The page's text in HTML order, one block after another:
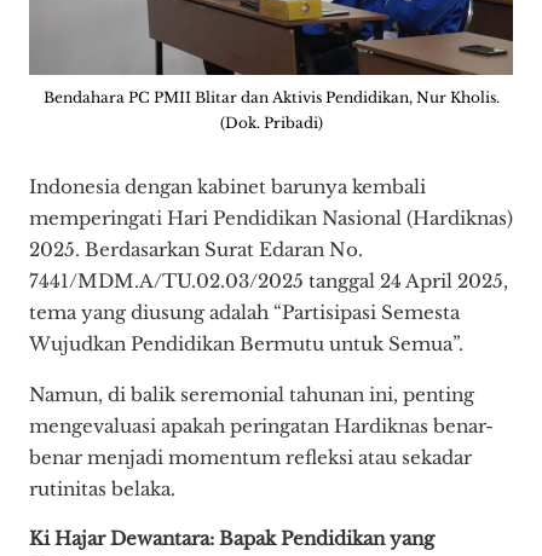
Bendahara PC PMII Blitar dan Aktivis Pendidikan, Nur Kholis.
(Dok. Pribadi)
Indonesia dengan kabinet barunya kembali
memperingati Hari Pendidikan Nasional (Hardiknas)
2025. Berdasarkan Surat Edaran No.
7441/MDM.A/TU.02.03/2025 tanggal 24 April 2025,
tema yang diusung adalah “Partisipasi Semesta
Wujudkan Pendidikan Bermutu untuk Semua”.
Namun, di balik seremonial tahunan ini, penting
mengevaluasi apakah peringatan Hardiknas benar-
benar menjadi momentum refleksi atau sekadar
rutinitas belaka.
Ki Hajar Dewantara: Bapak Pendidikan yang